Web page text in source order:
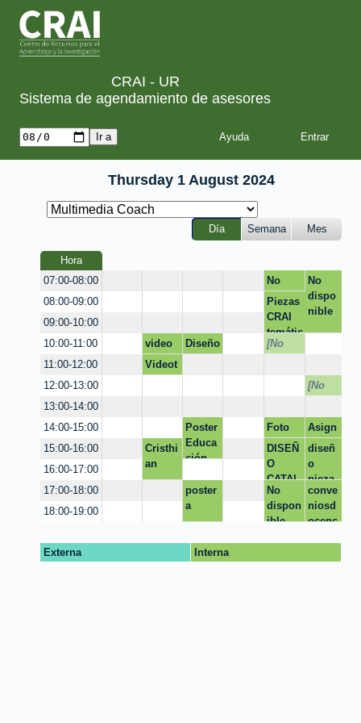
CRAI - UR
Sistema de agendamiento de asesores
Ayuda
Thursday 1 August 2024
Día Semana Mes
Hora
07:00-08:00
No
dispon
ible
No
dispo
nible
08:00-09:00
Piezas
CRAI
temátic
o
09:00-10:00
10:00-11:00
video
Diseño
[No
11:00-12:00
Videot
utorial
12:00-13:00
[No
nible]
13:00-14:00
14:00-15:00
Poster
Educa
ción
Foto
profesi
onal
Asign
atura -
nidos
15:00-16:00
Cristhi
an
DISEÑ
O
CATAL
OGO
diseñ
o
pieza
s
16:00-17:00
17:00-18:00
poster
a
No
dispon
ible
conve
niosd
ocenc
18:00-19:00
Externa Interna